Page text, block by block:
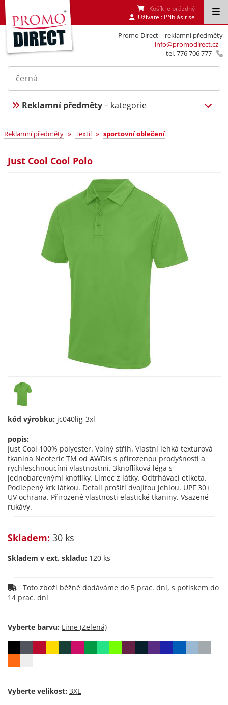
Promo Direct – reklamní předměty
info@promodirect.cz
tel. 776 706 777
Košík je prázdný
Uživatel: Přihlásit se
Reklamní předměty– kategorie
Reklamní předměty » Textil » sportovní oblečení
Just Cool Cool Polo
kód výrobku: jc040lig-3xl
popis:
Just Cool 100% polyester. Volný střih. Vlastní lehká texturová
tkanina Neoteric TM od AWDis s přirozenou prodyšností a
rychleschnoucími vlastnostmi. 3knoflíková léga s
jednobarevnými knoflíky. Límec z látky. Odtrhávací etiketa.
Podlepený krk látkou. Detail prošití dvojitou jehlou. UPF 30+
UV ochrana. Přirozené vlastnosti elastické tkaniny. Vsazené
rukávy.
Skladem: 30 ks
Skladem v ext. skladu: 120 ks
14 prac. dní
Vyberte barvu:
Vyberte velikost: